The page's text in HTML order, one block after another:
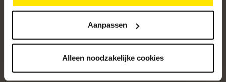
Aanpassen
Alleen noodzakelijke cookies
Ontvang de beste aanbiedingen en persoonlijk advies.
Aanmelden